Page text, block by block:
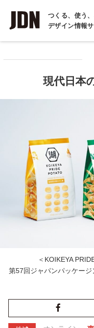
つくる、使う
デザイン情報
INTERVIEW
インタビュー
現代日本
＜KOIKEYA
第57回ジャパンパッケー